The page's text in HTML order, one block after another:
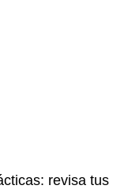
revisa tus